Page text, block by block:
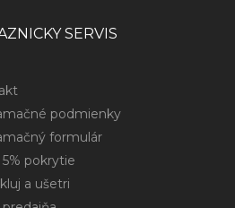
SERVIS
podmienky
formulár
5% pokrytie
a ušetri